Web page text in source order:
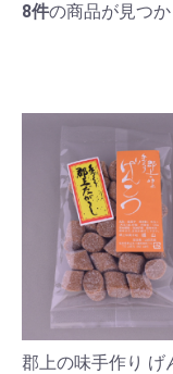
8件の商品が見つ
郡上の味手作り